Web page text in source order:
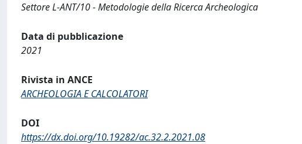
Settore L-ANT/10 - Metodologie della Ricerca Archeologica
Data di pubblicazione
2021
Rivista in ANCE
ARCHEOLOGIA E CALCOLATORI
DOI
https://dx.doi.org/10.19282/ac.32.2.2021.08